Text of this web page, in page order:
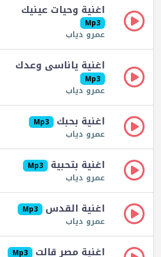
اغنية وحيات عينيك
Mp3
عمرو دياب
اغنية ياناسى وعدك
Mp3
عمرو دياب
اغنية بحبك Mp3
عمرو دياب
اغنية بتحبية Mp3
عمرو دياب
اغنية القدس Mp3
عمرو دياب
اغنية مصر قالت Mp3